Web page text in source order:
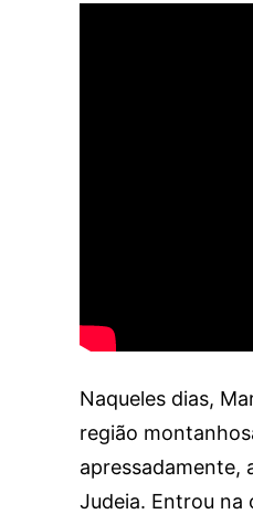
Naqueles dias,
região
apressadamente,
Judeia. Entrou na